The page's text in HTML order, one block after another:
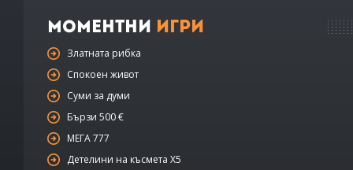
Моментни Игри
Златната рибка
Спокоен живот
Суми за думи
Бързи 500 €
МЕГА 777
Детелини на късмета Х5